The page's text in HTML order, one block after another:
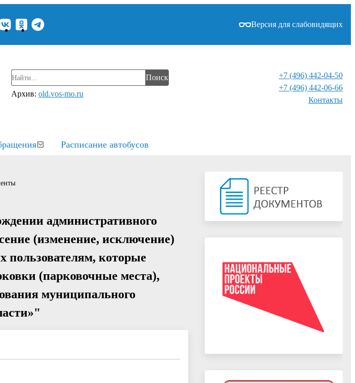
Версия для слабовидящих
Поиск
Архив: old.vos-mo.ru
+7 (496) 442-04-50
+7 (496) 442-06-66
Контакты⁠
Расписание автобусов
административного
(изменение, исключение)
пользователям, которые
(парковочные места),
муниципального